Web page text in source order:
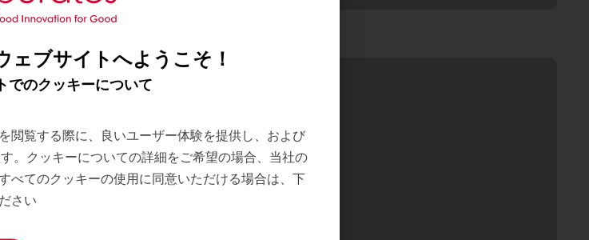
ェブサイトへようこそ！
でのクッキーについて
閲覧する際に、良いユーザー体験を提供し、および
。クッキーについての詳細をご希望の場合、当社の
べてのクッキーの使用に同意いただける場合は、下
さい